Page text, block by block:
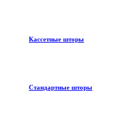
Кассетные шторы
Стандартные шторы